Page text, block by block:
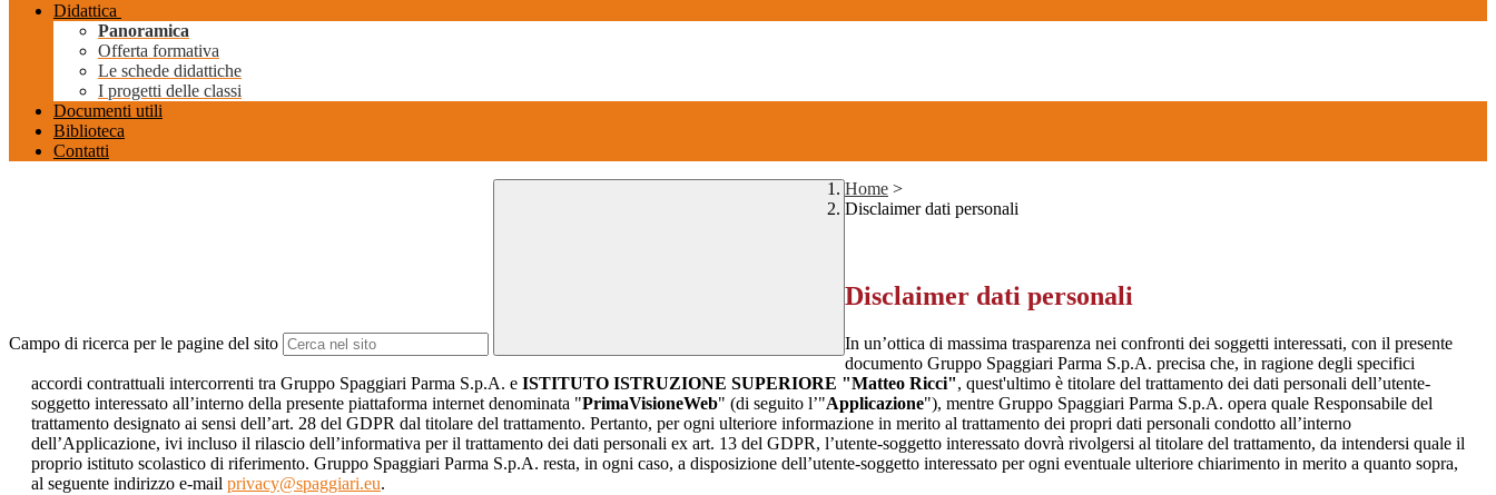
Didattica
Panoramica
Offerta formativa
Le schede didattiche
I progetti delle classi
Documenti utili
Biblioteca
Contatti
Campo di ricerca per le pagine del sito
Home >
Disclaimer dati personali
Disclaimer dati personali
In un’ottica di massima trasparenza nei confronti dei soggetti interessati, con il presente
documento Gruppo Spaggiari Parma S.p.A. precisa che, in ragione degli specifici
accordi contrattuali intercorrenti tra Gruppo Spaggiari Parma S.p.A. e ISTITUTO ISTRUZIONE SUPERIORE "Matteo Ricci", quest'ultimo è titolare del trattamento dei dati personali dell’utente-
soggetto interessato all’interno della presente piattaforma internet denominata "PrimaVisioneWeb" (di seguito l’"Applicazione"), mentre Gruppo Spaggiari Parma S.p.A. opera quale Responsabile del
trattamento designato ai sensi dell’art. 28 del GDPR dal titolare del trattamento. Pertanto, per ogni ulteriore informazione in merito al trattamento dei propri dati personali condotto all’interno
dell’Applicazione, ivi incluso il rilascio dell’informativa per il trattamento dei dati personali ex art. 13 del GDPR, l’utente-soggetto interessato dovrà rivolgersi al titolare del trattamento, da intendersi quale il
proprio istituto scolastico di riferimento. Gruppo Spaggiari Parma S.p.A. resta, in ogni caso, a disposizione dell’utente-soggetto interessato per ogni eventuale ulteriore chiarimento in merito a quanto sopra,
al seguente indirizzo e-mail privacy@spaggiari.eu.